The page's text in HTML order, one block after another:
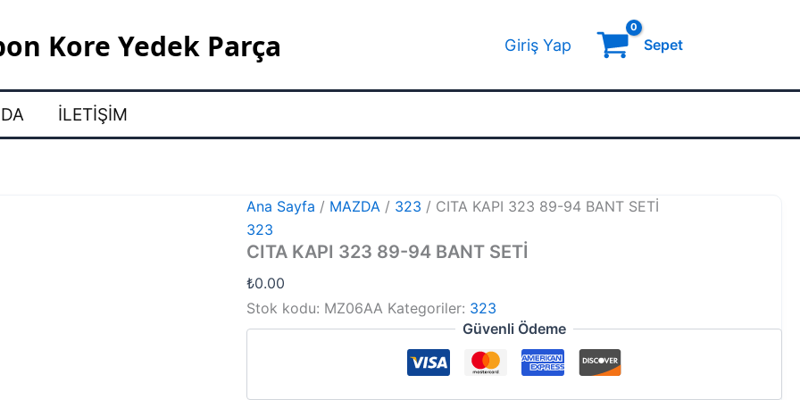
Kore Yedek Parça Giriş Yap Sepet
İLETIŞIM
Ana Sayfa / MAZDA / 323 / CITA KAPI 323 89-94 BANT SETİ
323
CITA KAPI 323 89-94 BANT SETİ
₺0.00
Stok kodu: MZ06AA Kategoriler: 323
Güvenli Ödeme